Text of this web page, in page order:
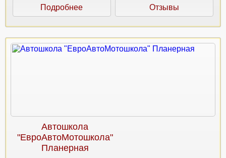
Подробнее Отзывы
Автошкола
"ЕвроАвтоМотошкола"
Планерная